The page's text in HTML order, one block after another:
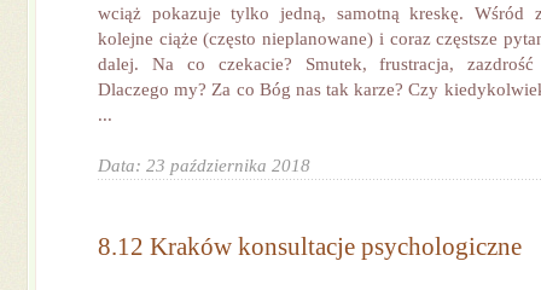
wciąż pokazuje tylko jedną, samotną kreskę. Wśród
kolejne ciąże (często nieplanowane) i coraz częstsze
dalej. Na co czekacie? Smutek, frustracja, zazdrość
Dlaczego my? Za co Bóg nas tak karze? Czy
...
Data: 23 października 2018
8.12 Kraków konsultacje psychologiczne